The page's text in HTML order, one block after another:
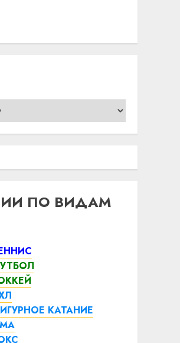
ПО ВИДАМ
КАТАНИЕ